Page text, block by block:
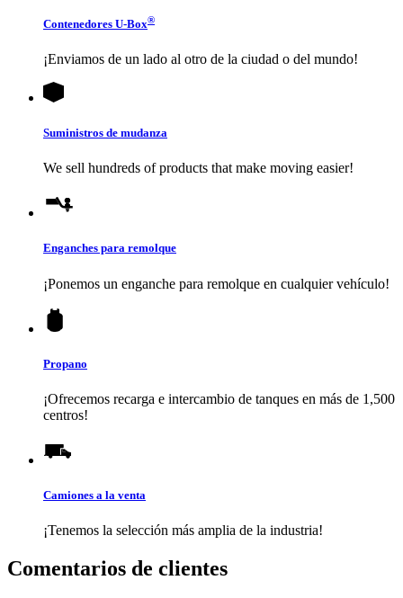
Contenedores U-Box®
¡Enviamos de un lado al otro de la ciudad o del mundo!
Suministros de mudanza
We sell hundreds of products that make moving easier!
Enganches para remolque
¡Ponemos un enganche para remolque en cualquier vehículo!
Propano
¡Ofrecemos recarga e intercambio de tanques en más de 1,500
centros!
Camiones a la venta
¡Tenemos la selección más amplia de la industria!
Comentarios de clientes